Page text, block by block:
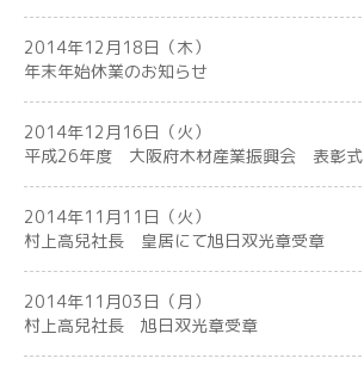
2014年12月18日（木）
年末年始休業のお知らせ
2014年12月16日（火）
平成26年度 大阪府木材産業振興会 表彰式
2014年11月11日（火）
村上高兒社長 皇居にて旭日双光章受章
2014年11月03日（月）
村上高兒社長 旭日双光章受章